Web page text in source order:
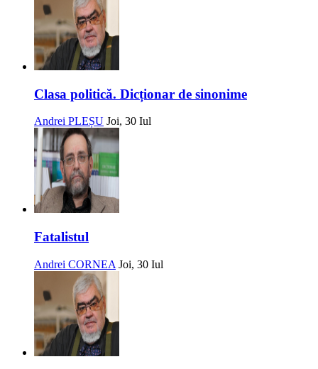
Clasa politică. Dicționar de sinonime
Andrei PLEȘU Joi, 30 Iul
Fatalistul
Andrei CORNEA Joi, 30 Iul